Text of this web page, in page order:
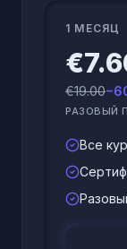
1 МЕСЯЦ
€19.00
РАЗОВЫЙ
Все